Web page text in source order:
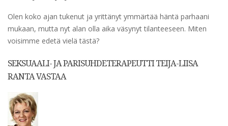
Olen koko ajan tukenut ja yrittänyt ymmärtää häntä parhaani
mukaan, mutta nyt alan olla aika väsynyt tilanteeseen. Miten
voisimme edetä vielä tästä?
SEKSUAALI- JA PARISUHDETERAPEUTTI TEIJA-LIISA
RANTA VASTAA